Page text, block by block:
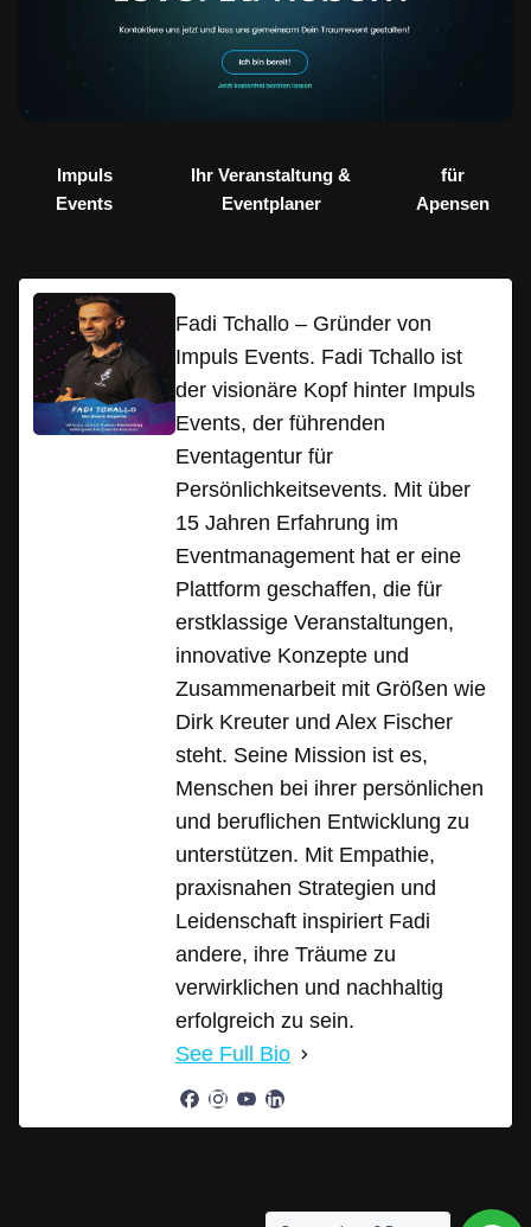
Impuls
Events
Ihr Veranstaltung &
Eventplaner
für
Apensen
Fadi Tchallo – Gründer von
Impuls Events. Fadi Tchallo ist
der visionäre Kopf hinter Impuls
Events, der führenden
Eventagentur für
Persönlichkeitsevents. Mit über
15 Jahren Erfahrung im
Eventmanagement hat er eine
Plattform geschaffen, die für
erstklassige Veranstaltungen,
innovative Konzepte und
Zusammenarbeit mit Größen wie
Dirk Kreuter und Alex Fischer
steht. Seine Mission ist es,
Menschen bei ihrer persönlichen
und beruflichen Entwicklung zu
unterstützen. Mit Empathie,
praxisnahen Strategien und
Leidenschaft inspiriert Fadi
andere, ihre Träume zu
verwirklichen und nachhaltig
erfolgreich zu sein.
See Full Bio